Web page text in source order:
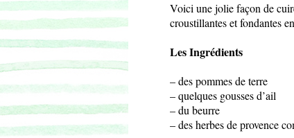
Voici une jolie façon de
croustillantes et fondantes
Les Ingrédients
– des pommes de terre
– quelques gousses d’ail
– du beurre
– des herbes de provence